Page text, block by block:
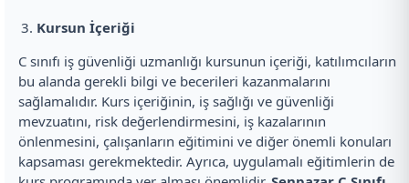
Kursun İçeriği
C sınıfı iş güvenliği uzmanlığı kursunun içeriği, katılımcıların
bu alanda gerekli bilgi ve becerileri kazanmalarını
sağlamalıdır. Kurs içeriğinin, iş sağlığı ve güvenliği
mevzuatını, risk değerlendirmesini, iş kazalarının
önlenmesini, çalışanların eğitimini ve diğer önemli konuları
kapsaması gerekmektedir. Ayrıca, uygulamalı eğitimlerin de